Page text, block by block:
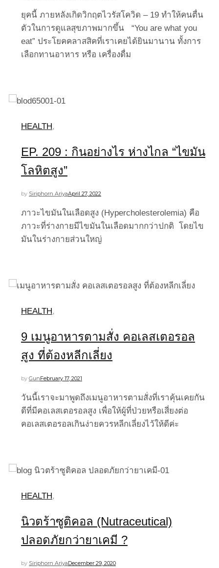
ยุคนี้ ภายหลังเกิดวิกฤตไวรัสโควิด – 19 ทำให้คนตื่น
ตัวในการดูแลสุขภาพมากขึ้น “You are what you
eat” ประโยคคลาสสิคที่เราเคยได้ยินมานาน ทั้งการ
เลือกทานอาหาร หรือ เครื่องดื่ม
HEALTH,
EP. 209 : กินอย่างไร ห่างไกล “ไขมัน
โลหิตสูง”
by Siriphorn AriyaApril 27, 2022
ภาวะไขมันในเลือดสูง (Hypercholesterolemia) คือ
ภาวะที่ร่างกายมีไขมันในเลือดมากกว่าปกติ โดยไข
มันในร่างกายส่วนใหญ่
HEALTH,
9 เมนูอาหารตามสั่ง คอเลสเตอรอล
สูง ที่ต้องหลีกเลี่ยง
by GunFebruary 17, 2021
วันนี้เราจะมาพูดถึงเมนูอาหารตามสั่งที่เราคุ้นเคยกัน
ดีที่มีคอเลสเตอรอลสูง เพื่อให้ผู้ที่ป่วยหรือเสี่ยงต่อ
คอเลสเตอรอลเกินง่ายควรหลีกเลี่ยงไว้ให้ดีค่ะ
HEALTH,
นิวตร้าซูติคอล (Nutraceutical)
ปลอดภัยกว่ายาเคมี ?
by Siriphorn AriyaDecember 29, 2020